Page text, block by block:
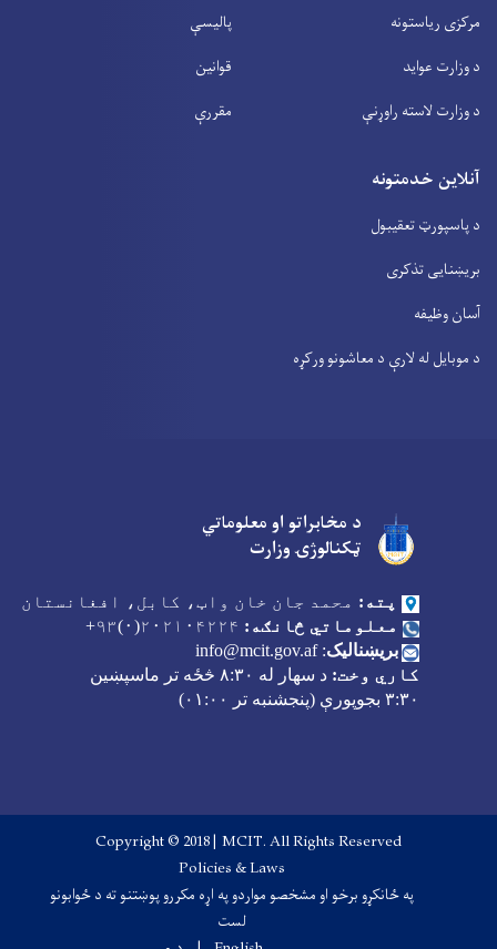
مرکزی ریاستونه
د وزارت عواید
د وزارت لاسته راوړنې
پالیسې
قوانین
مقررې
آنلاین خدمتونه
د پاسپورټ تعقیبول
بریښنایی تذکری
آسان وظیفه
د موبایل له لارې د معاشونو ورکړه
د مخابراتو او معلوماتي
ټکنالوژۍ وزارت
پته: محمد جان خان واټ، کابل، افغانستان
معلوماتي څانګه:
بریښنالیک:
info@mcit.gov.af
کاري وخت: د سهار له ۸:۳۰ څځه تر ماسپښین
۳:۳۰ بجوپورې (پنجشنبه تر ۰۱:۰۰)
Copyright © 2018 | MCIT. All Rights Reserved
Policies & Laws
په ځانکړو برخو او مشخصو مواردو په اړه مکررو پوښتنو ته د ځوابونو
لست